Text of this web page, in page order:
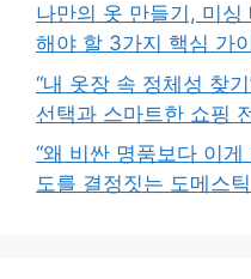
나만의 옷 만들기, 미
해야 할 3가지 핵심 가
“내 옷장 속 정체성 찾
선택과 스마트한 쇼핑
“왜 비싼 명품보다 이
도를 결정짓는 도메스